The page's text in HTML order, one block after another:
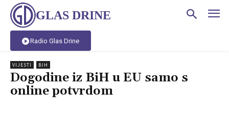
GLAS DRINE
Radio Glas Drine
VIJESTI BIH
Dogodine iz BiH u EU samo s
online potvrdom